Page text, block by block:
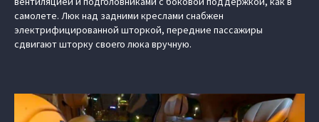
самолете. Люк над задними креслами снабжен
электрифицированной шторкой, передние пассажиры
сдвигают шторку своего люка вручную.